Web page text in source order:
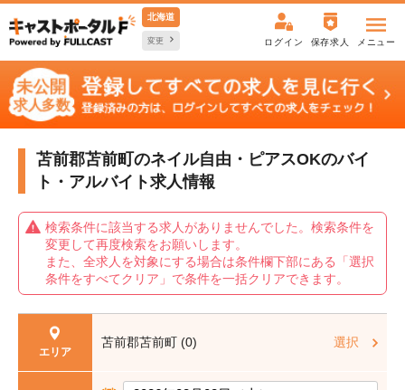
北海道
変更 ログイン 保存求人 メニュー
苫前郡苫前町のネイル自由・ピアスOKのバイ
ト・アルバイト求人情報
検索条件に該当する求人がありませんでした。検索条件を
変更して再度検索をお願いします。
また、全求人を対象にする場合は条件欄下部にある「選択
条件をすべてクリア」で条件を一括クリアできます。
エリア
苫前郡苫前町 (0) 選択